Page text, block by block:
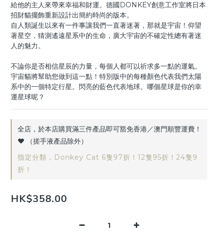
給他的主人來帶來幸福和財運。德國DONKEY創意工作室將日本
招財貓擺飾重新設計出簡約時尚的版本。
自人類誕生以來有一件事讓我們一直著迷著，那就是宇宙！仰望
著星空，猜測遙遠星系中的生命，廣大宇宙的不確定性總有著迷
人的魅力。
不論你是否相信星辰的力量，每個人都可以祈求多一點的運氣。
宇宙貓將幫助您做到這一點！特別版中的每種顏色代表我們太陽
系中的一個特定行星。閃亮的藍色代表地球。哪個星球是你的幸
運星球呢？
全店，於本店購買滿三件產品即可豁免香港／澳門順豐運費！
♥️ （搓手液產品除外）
指定分類，Donkey Cat 6隻97折！12隻95折！24隻9
折！
HK$358.00